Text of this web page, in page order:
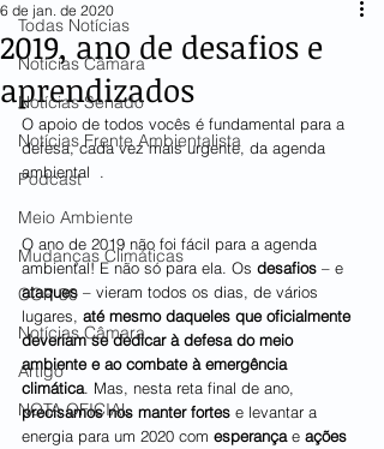
Todas Notícias
Notícias Câmara
Notícias Senado
Notícias Frente Ambientalista
Podcast
Meio Ambiente
Mudanças Climáticas
COP 30
Notícias Câmara
Artigo
NOTA OFICIAL
2019, ano de desafios e
aprendizados
6 de jan. de 2020
O apoio de todos vocês é fundamental para a
defesa, cada vez mais urgente, da agenda
ambiental  .
O ano de 2019 não foi fácil para a agenda
ambiental! E não só para ela. Os desafios – e
ataques – vieram todos os dias, de vários
lugares, até mesmo daqueles que oficialmente
deveriam se dedicar à defesa do meio
ambiente e ao combate à emergência
climática. Mas, nesta reta final de ano,
precisamos nos manter fortes e levantar a
energia para um 2020 com esperança e ações